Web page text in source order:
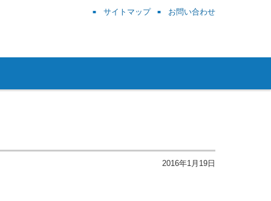
サイトマップ お問い合わせ
2016年1月19日